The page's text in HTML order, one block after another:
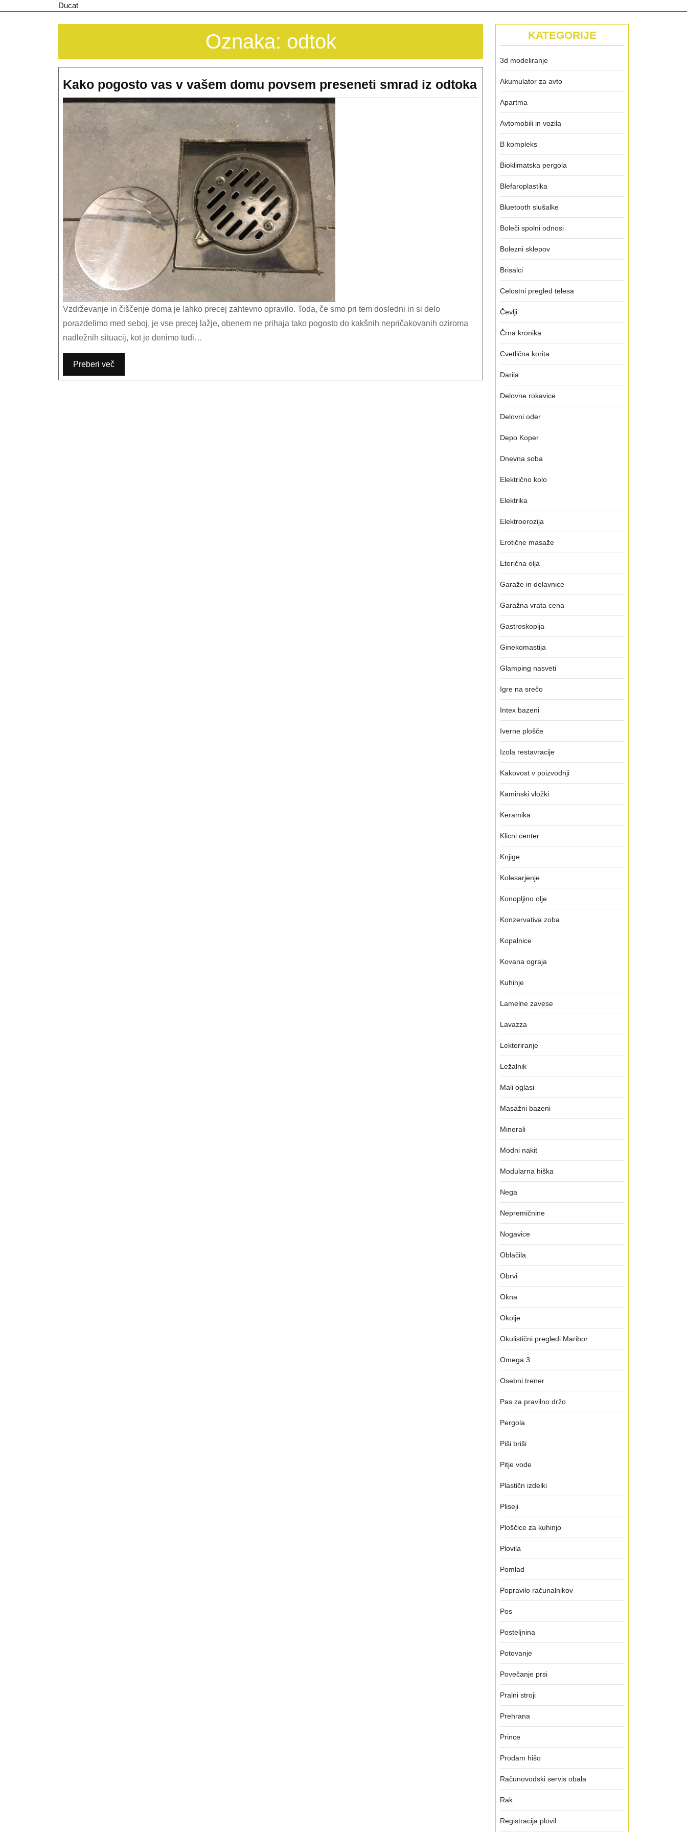
Ducat
Oznaka: odtok
Kako pogosto vas v vašem domu povsem preseneti smrad iz odtokaKako
pogosto
vašem
domu
povsem
preseneti
smrad
odtoka
Vzdrževanje in čiščenje doma je lahko precej zahtevno opravilo. Toda, če smo pri tem dosledni in si delo
porazdelimo med seboj, je vse precej lažje, obenem ne prihaja tako pogosto do kakšnih nepričakovanih oziroma
nadležnih situacij, kot je denimo tudi…
Preberi več
KATEGORIJE
3d modeliranje
Akumulator za avto
Apartma
Avtomobili in vozila
B kompleks
Bioklimatska pergola
Blefaroplastika
Bluetooth slušalke
Boleči spolni odnosi
Bolezni sklepov
Brisalci
Celostni pregled telesa
Čevlji
Črna kronika
Cvetlična korita
Darila
Delovne rokavice
Delovni oder
Depo Koper
Dnevna soba
Električno kolo
Elektrika
Elektroerozija
Erotične masaže
Eterična olja
Garaže in delavnice
Garažna vrata cena
Gastroskopija
Ginekomastija
Glamping nasveti
Igre na srečo
Intex bazeni
Iverne plošče
Izola restavracije
Kakovost v poizvodnji
Kaminski vložki
Keramika
Klicni center
Knjige
Kolesarjenje
Konopljino olje
Konzervativa zoba
Kopalnice
Kovana ograja
Kuhinje
Lamelne zavese
Lavazza
Lektoriranje
Ležalnik
Mali oglasi
Masažni bazeni
Minerali
Modni nakit
Modularna hiška
Nega
Nepremičnine
Nogavice
Oblačila
Obrvi
Okna
Okolje
Okulistični pregledi Maribor
Omega 3
Osebni trener
Pas za pravilno držo
Pergola
Piši briši
Pitje vode
Plastičn izdelki
Pliseji
Ploščice za kuhinjo
Plovila
Pomlad
Popravilo računalnikov
Pos
Posteljnina
Potovanje
Povečanje prsi
Pralni stroji
Prehrana
Prince
Prodam hišo
Računovodski servis obala
Rak
Registracija plovil